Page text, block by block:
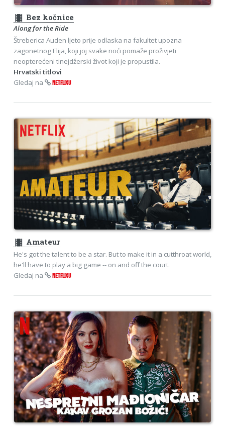
theaters Bez kočnice
Along for the Ride
Štreberica Auden ljeto prije odlaska na fakultet upozna
zagonetnog Elija, koji joj svake noći pomaže proživjeti
neopterećeni tinejdžerski život koji je propustila.
Hrvatski titlovi
Gledaj na
NETFLIXU
theaters Amateur
He's got the talent to be a star. But to make it in a cutthroat world,
he'll have to play a big game -- on and off the court.
Gledaj na
NETFLIXU